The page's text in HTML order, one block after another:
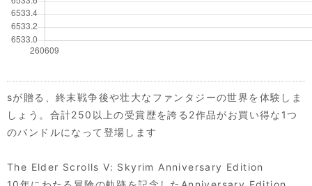
sが贈る、終末戦争後や壮大なファンタジーの世界を体験しま
しょう。合計250以上の受賞歴を誇る2作品がお買い得な1つ
のバンドルになって登場します
The Elder Scrolls V: Skyrim Anniversary Edition